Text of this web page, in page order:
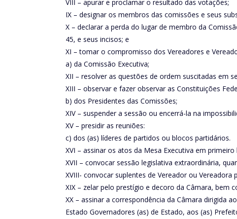
VIII – apurar e proclamar o resultado das votações;
IX – designar os membros das comissões e seus
X – declarar a perda do lugar de membro da
45, e seus incisos; e
XI – tomar o compromisso dos Vereadores e
a) da Comissão Executiva;
XII – resolver as questões de ordem suscitadas em
XIII – observar e fazer observar as Constituições
b) dos Presidentes das Comissões;
XIV – suspender a sessão ou encerrá-la na
XV – presidir as reuniões:
c) dos (as) líderes de partidos ou blocos partidários.
XVI – assinar os atos da Mesa Executiva em primeiro
XVII – convocar sessão legislativa extraordinária,
XVIII- convocar suplentes de Vereador ou
XIX – zelar pelo prestígio e decoro da Câmara, bem
XX – assinar a correspondência da Câmara dirigida
Estado Governadores (as) de Estado, aos (as)